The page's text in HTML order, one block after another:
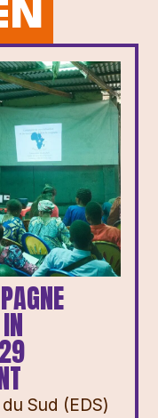
Sud (EDS)